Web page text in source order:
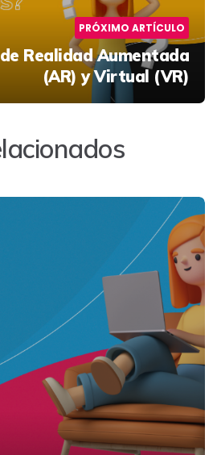
PRÓXIMO ARTÍCULO
Realidad Aumentada
(AR) y Virtual (VR)